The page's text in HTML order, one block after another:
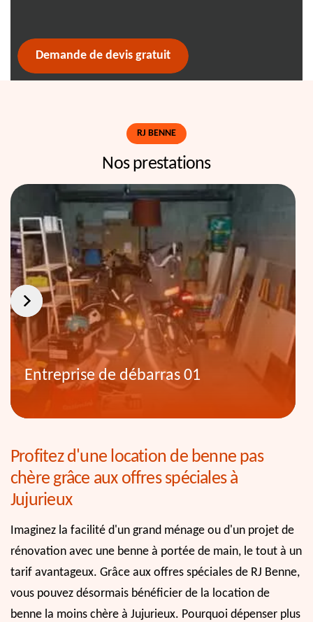
Demande de devis gratuit
RJ BENNE
Nos prestations
Entreprise de débarras 01
Profitez d'une location de benne pas
chère grâce aux offres spéciales à
Jujurieux
Imaginez la facilité d'un grand ménage ou d'un projet de
rénovation avec une benne à portée de main, le tout à un
tarif avantageux. Grâce aux offres spéciales de RJ Benne,
vous pouvez désormais bénéficier de la location de
benne la moins chère à Jujurieux. Pourquoi dépenser plus